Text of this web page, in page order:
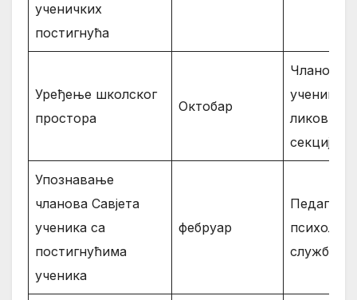
ученичких
постигнућа
Уређење школског
простора
Октобар
Чланови,
ученици
ликовне
секције
Упознавање
чланова Савјета
ученика са
постигнућима
ученика
фебруар
служба